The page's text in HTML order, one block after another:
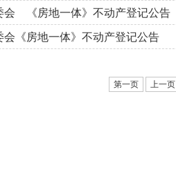
会 《房地一体》不动产登记公告
会《房地一体》不动产登记公告
第一页 上一页